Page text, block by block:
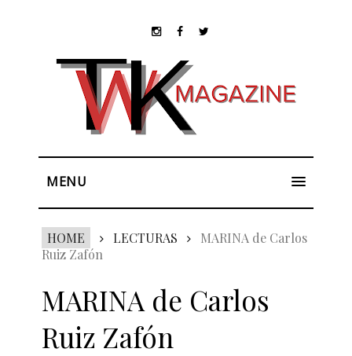
MENU
HOME LECTURAS
MARINA de Carlos
Ruiz Zafón
MARINA de Carlos
Ruiz Zafón